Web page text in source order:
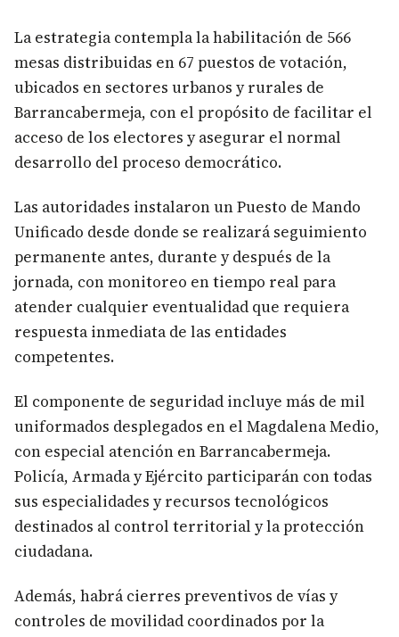
La estrategia contempla la habilitación de 566
mesas distribuidas en 67 puestos de votación,
ubicados en sectores urbanos y rurales de
Barrancabermeja, con el propósito de facilitar el
acceso de los electores y asegurar el normal
desarrollo del proceso democrático.
Las autoridades instalaron un Puesto de Mando
Unificado desde donde se realizará seguimiento
permanente antes, durante y después de la
jornada, con monitoreo en tiempo real para
atender cualquier eventualidad que requiera
respuesta inmediata de las entidades
competentes.
El componente de seguridad incluye más de mil
uniformados desplegados en el Magdalena Medio,
con especial atención en Barrancabermeja.
Policía, Armada y Ejército participarán con todas
sus especialidades y recursos tecnológicos
destinados al control territorial y la protección
ciudadana.
Además, habrá cierres preventivos de vías y
controles de movilidad coordinados por la